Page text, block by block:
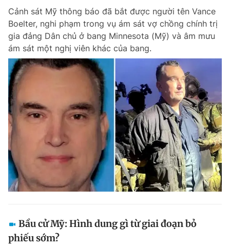
Cảnh sát Mỹ thông báo đã bắt được người tên Vance
Boelter, nghi phạm trong vụ ám sát vợ chồng chính trị
gia đảng Dân chủ ở bang Minnesota (Mỹ) và âm mưu
ám sát một nghị viên khác của bang.
Bầu cử Mỹ: Hình dung gì từ giai đoạn bỏ
phiếu sớm?